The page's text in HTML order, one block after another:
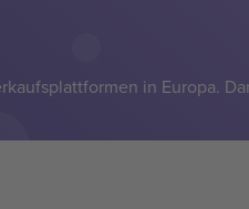
in Europa.